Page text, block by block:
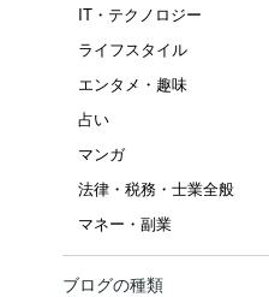
IT・テクノロジー
ライフスタイル
エンタメ・趣味
占い
マンガ
法律・税務・士業全般
マネー・副業
ブログの種類